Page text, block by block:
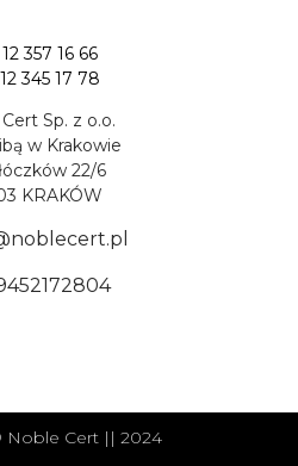
357 16 66
345 17 78
Sp. z o.o.
w Krakowie
22/6
KRAKÓW
Noble Cert || 2024